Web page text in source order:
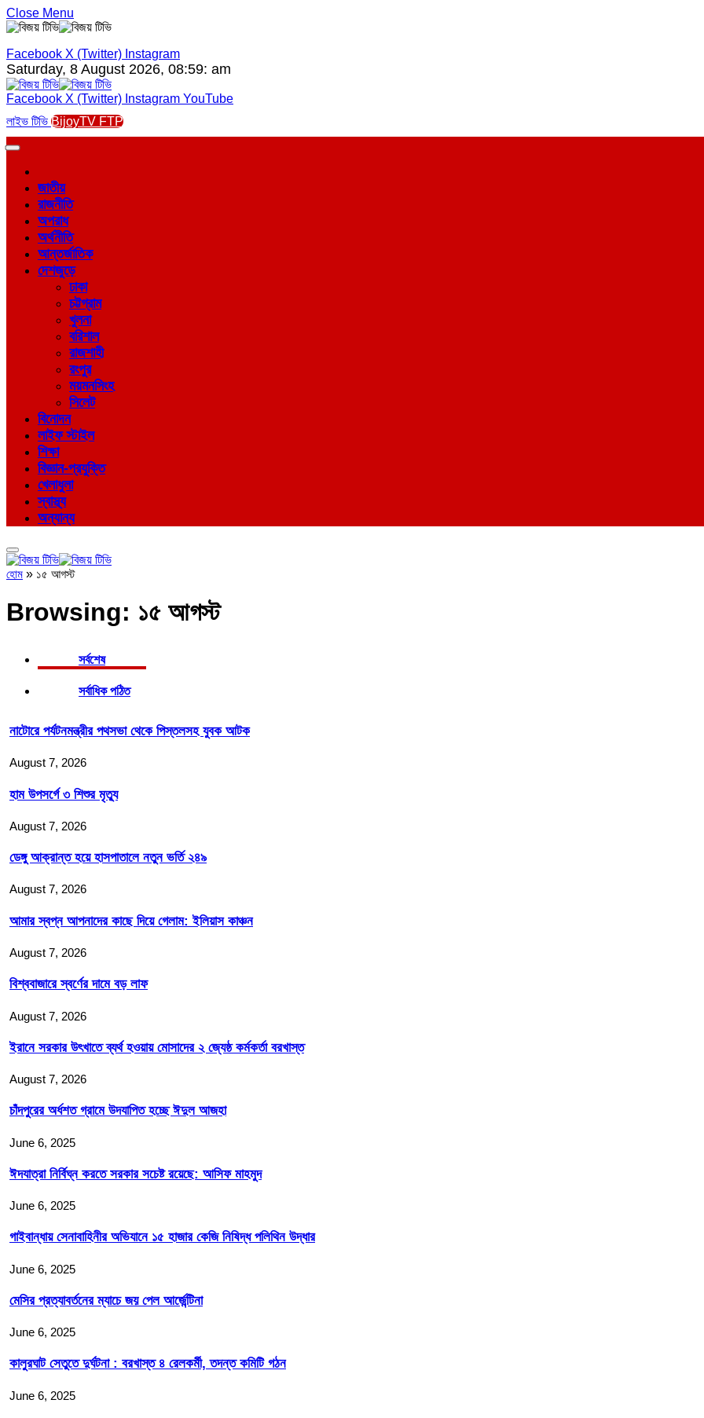
Close Menu
Facebook X (Twitter) Instagram
Saturday, 8 August 2026, 08:59: am
Facebook X (Twitter) Instagram YouTube
লাইভ টিভি BijoyTV FTP
জাতীয়
রাজনীতি
অপরাধ
অর্থনীতি
আন্তর্জাতিক
দেশজুড়ে
ঢাকা
চট্টগ্রাম
খুলনা
বরিশাল
রাজশাহী
রংপুর
ময়মনসিংহ
সিলেট
বিনোদন
লাইফ স্টাইল
শিক্ষা
বিজ্ঞান-প্রযুক্তি
খেলাধুলা
স্বাস্থ্য
অন্যান্য
হোম » ১৫ আগস্ট
Browsing: ১৫ আগস্ট
সর্বশেষ
সর্বাধিক পঠিত
নাটোরে পর্যটনমন্ত্রীর পথসভা থেকে পিস্তলসহ যুবক আটক
August 7, 2026
হাম উপসর্গে ৩ শিশুর মৃত্যু
August 7, 2026
ডেঙ্গু আক্রান্ত হয়ে হাসপাতালে নতুন ভর্তি ২৪৯
August 7, 2026
আমার স্বপ্ন আপনাদের কাছে দিয়ে গেলাম: ইলিয়াস কাঞ্চন
August 7, 2026
বিশ্ববাজারে স্বর্ণের দামে বড় লাফ
August 7, 2026
ইরানে সরকার উৎখাতে ব্যর্থ হওয়ায় মোসাদের ২ জ্যেষ্ঠ কর্মকর্তা বরখাস্ত
August 7, 2026
চাঁদপুরের অর্ধশত গ্রামে উদযাপিত হচ্ছে ঈদুল আজহা
June 6, 2025
ঈদযাত্রা নির্বিঘ্ন করতে সরকার সচেষ্ট রয়েছে: আসিফ মাহমুদ
June 6, 2025
গাইবান্ধায় সেনাবাহিনীর অভিযানে ১৫ হাজার কেজি নিষিদ্ধ পলিথিন উদ্ধার
June 6, 2025
মেসির প্রত্যাবর্তনের ম্যাচে জয় পেল আর্জেন্টিনা
June 6, 2025
কালুরঘাট সেতুতে দুর্ঘটনা : বরখাস্ত ৪ রেলকর্মী, তদন্ত কমিটি গঠন
June 6, 2025